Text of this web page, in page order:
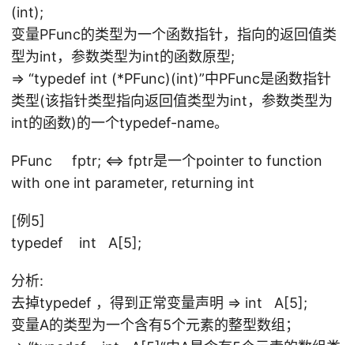
(int);
变量PFunc的类型为一个函数指针，指向的返回值类
型为int，参数类型为int的函数原型;
=> “typedef int (*PFunc)(int)”中PFunc是函数指针
类型(该指针类型指向返回值类型为int，参数类型为
int的函数)的一个typedef-name。
PFunc fptr; <=> fptr是一个pointer to function
with one int parameter, returning int
[例5]
typedef int A[5];
分析:
去掉typedef ，得到正常变量声明 => int A[5];
变量A的类型为一个含有5个元素的整型数组；